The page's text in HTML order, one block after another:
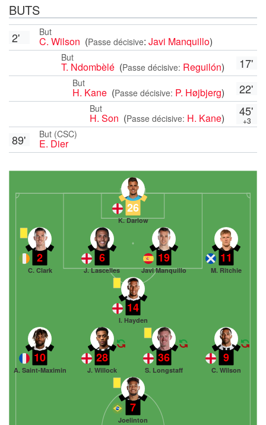
BUTS
But
C. Wilson (Passe décisive: Javi Manquillo)
2'
17'
But
T. Ndombèlé (Passe décisive: Reguilón)
22'
But
H. Kane (Passe décisive: P. Højbjerg)
45'
+3
But
H. Son (Passe décisive: H. Kane)
But (CSC)
E. Dier
89'
26
K. Darlow
11
M. Ritchie
19
Javi Manquillo
6
J. Lascelles
2
C. Clark
14
I. Hayden
9
C. Wilson
36
S. Longstaff
28
J. Willock
10
A. Saint-Maximin
7
Joelinton